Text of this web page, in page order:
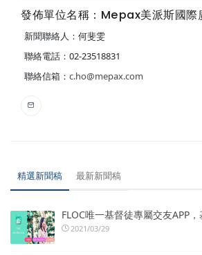
發佈單位名稱：Mepax美派斯國際
新聞聯絡人：何斐雯
聯絡電話：02-23518831
聯絡信箱： c.ho@mepax.com
精選新聞稿 最新新聞稿
FLOC唯一基督徒專屬交友APP
2021/03/29